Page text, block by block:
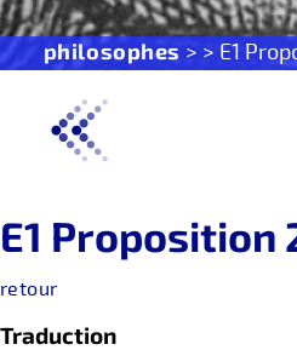
philosophes > > E1
E1 Proposition
retour
Traduction